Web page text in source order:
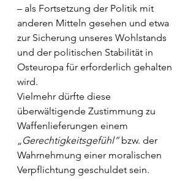
– als Fortsetzung der Politik mit
anderen Mitteln gesehen und etwa
zur Sicherung unseres Wohlstands
und der politischen Stabilität in
Osteuropa für erforderlich gehalten
wird.
Vielmehr dürfte diese
überwältigende Zustimmung zu
Waffenlieferungen einem
„Gerechtigkeitsgefühl“ bzw. der
Wahrnehmung einer moralischen
Verpflichtung geschuldet sein.